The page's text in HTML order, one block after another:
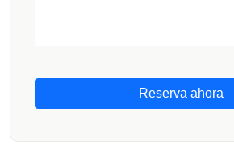
Reserva ahora